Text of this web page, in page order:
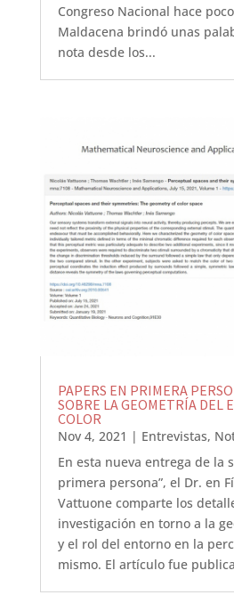
Congreso Nacional hace
Maldacena brindó unas
nota desde los...
PAPERS EN PRIMERA
SOBRE LA GEOMETRÍA DEL
COLOR
Nov 4, 2021 | Entrevistas,
En esta nueva entrega de la
primera persona”, el Dr. en
Vattuone comparte los
investigación en torno a la
y el rol del entorno en la
mismo. El artículo fue